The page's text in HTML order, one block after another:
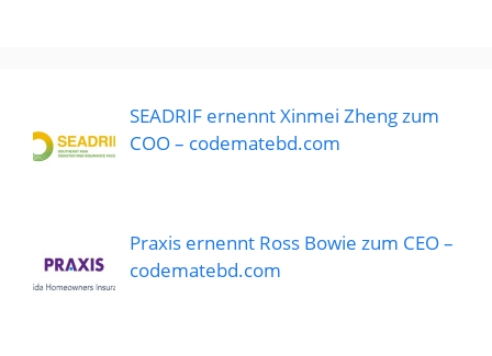
SEADRIF ernennt Xinmei Zheng zum
COO – codematebd.com
Praxis ernennt Ross Bowie zum CEO –
codematebd.com